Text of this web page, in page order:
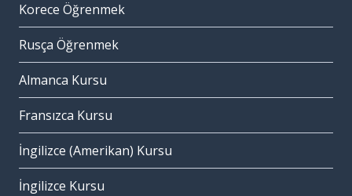
Korece Öğrenmek
Rusça Öğrenmek
Almanca Kursu
Fransızca Kursu
İngilizce (Amerikan) Kursu
İngilizce Kursu